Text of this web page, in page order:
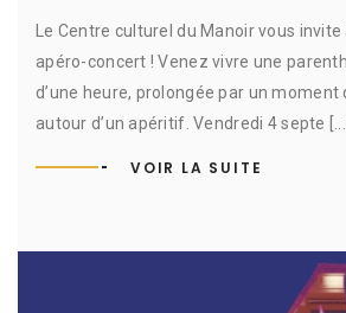
Le Centre culturel du Manoir vous
apéro-concert ! Venez vivre une
d’une heure, prolongée par un moment
autour d’un apéritif. Vendredi 4 septe [...]
VOIR LA SUITE